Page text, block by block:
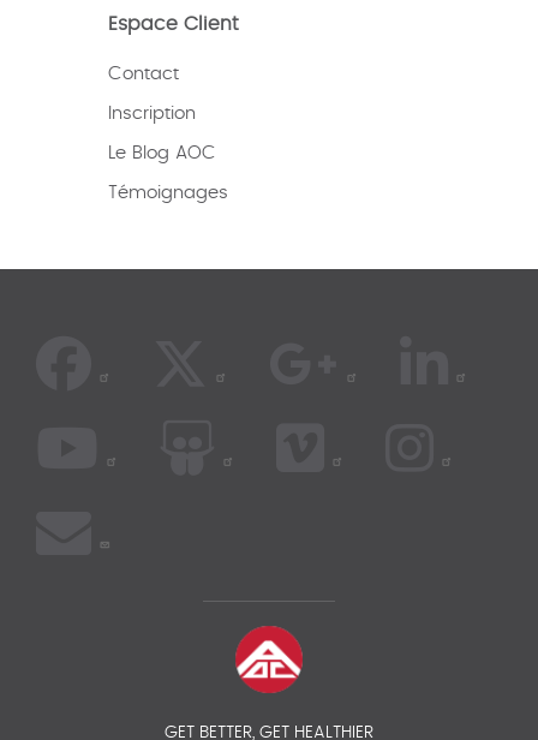
Espace Client
Contact
Inscription
Le Blog AOC
Témoignages
GET BETTER, GET HEALTHIER